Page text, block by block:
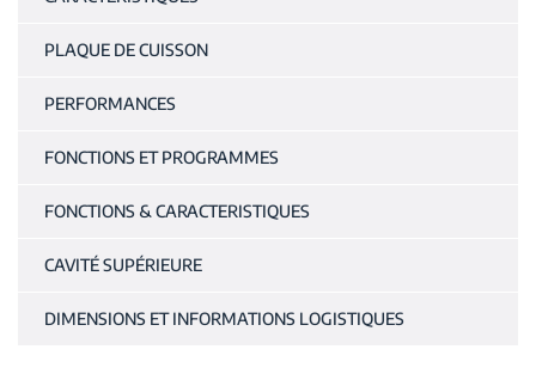
PLAQUE DE CUISSON
PERFORMANCES
FONCTIONS ET PROGRAMMES
FONCTIONS & CARACTERISTIQUES
CAVITÉ SUPÉRIEURE
DIMENSIONS ET INFORMATIONS LOGISTIQUES